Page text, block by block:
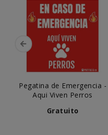
Pegatina de Emergencia -
Aqui Viven Perros
Gratuito